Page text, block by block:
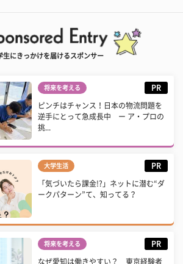
生にきっかけを届けるスポンサー
将来を考える PR
ピンチはチャンス！日本の物流問題を
逆手にとって急成長中 ー ア・プロの
挑...
大学生活 PR
「気づいたら課金!?」ネットに潜む“ダ
ークパターン”て、知ってる？
将来を考える PR
なぜ愛知は働きやすい？ 東京経験者